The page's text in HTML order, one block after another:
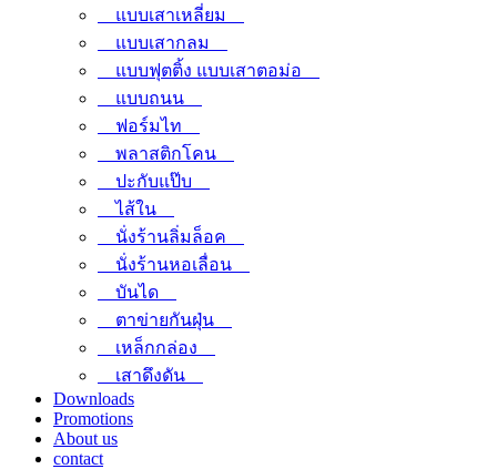
แบบเสาเหลี่ยม
แบบเสากลม
แบบฟุตติ้ง แบบเสาตอม่อ
แบบถนน
ฟอร์มไท
พลาสติกโคน
ปะกับแป๊บ
ไส้ใน
นั่งร้านลิ่มล็อค
นั่งร้านหอเลื่อน
บันได
ตาข่ายกันฝุ่น
เหล็กกล่อง
เสาดึงดัน
Downloads
Promotions
About us
contact